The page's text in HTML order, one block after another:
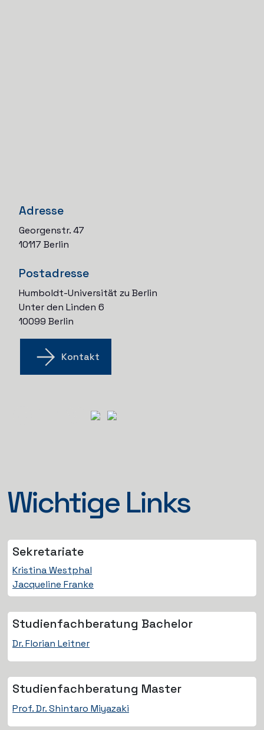
Adresse
Georgenstr. 47
10117 Berlin
Postadresse
Humboldt-Universität zu Berlin
Unter den Linden 6
10099 Berlin
Kontakt
Wichtige Links
Sekretariate
Kristina Westphal
Jacqueline Franke
Studienfach­beratung Bachelor
Dr. Florian Leitner
Studienfach­beratung Master
Prof. Dr. Shintaro Miyazaki